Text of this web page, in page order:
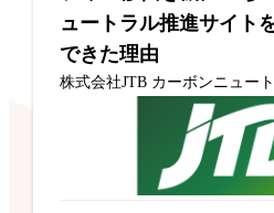
ュートラル推進サイト
できた理由
株式会社JTB カーボンニュー